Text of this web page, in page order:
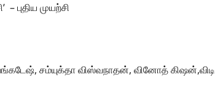
புதிய முயற்சி
சம்யுக்தா விஸ்வநாதன், வினோத்